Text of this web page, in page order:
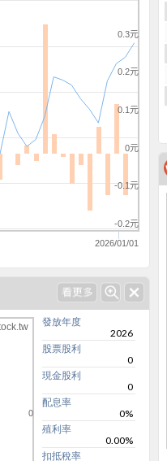
2026/01/01
-0.2元
-0.1元
0元
0.1元
0.2元
0.3元
0
發放年度
2026
股票股利
0
現金股利
0
配息率
0%
殖利率
0.00%
扣抵稅率